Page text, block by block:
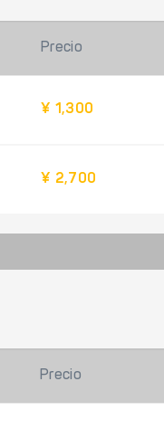
Precio
¥ 1,300
¥ 2,700
Precio